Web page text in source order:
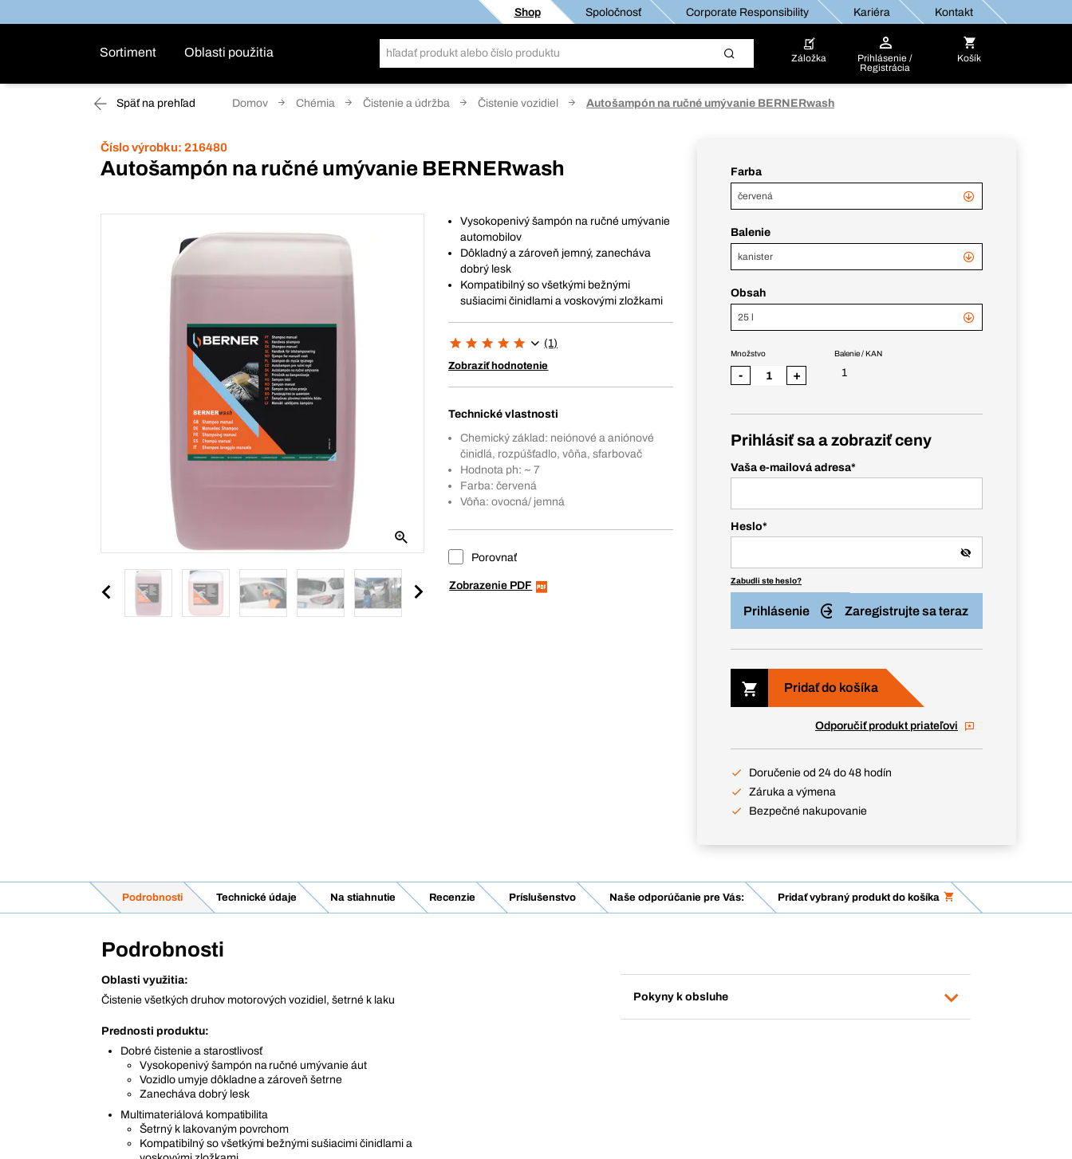
Shop Spoločnosť Corporate Responsibility Kariéra Kontakt
Sortiment Oblasti použitia Záložka
Prihlásenie /
Registrácia
Košík
Späť na prehľad Domov Chémia Čistenie a údržba Čistenie vozidiel Autošampón na ručné umývanie BERNERwash
Číslo výrobku: 216480
Autošampón na ručné umývanie BERNERwash
Vysokopenivý šampón na ručné umývanie
automobilov
Dôkladný a zároveň jemný, zanecháva
dobrý lesk
Kompatibilný so všetkými bežnými
sušiacimi činidlami a voskovými zložkami
(1)
Zobraziť hodnotenie
Technické vlastnosti
Chemický základ: neiónové a aniónové
činidlá, rozpúšťadlo, vôňa, sfarbovač
Hodnota ph: ~ 7
Farba: červená
Vôňa: ovocná/ jemná
Porovnať
Zobrazenie PDF
Farba
červená
Balenie
kanister
Obsah
25 l
Balenie / KAN
1
Množstvo
- +
Prihlásiť sa a zobraziť ceny
Vaša e-mailová adresa*
Heslo*
Zabudli ste heslo?
Prihlásenie Zaregistrujte sa teraz
Pridať do košíka
Odporučiť produkt priateľovi
Doručenie od 24 do 48 hodín
Záruka a výmena
Bezpečné nakupovanie
Podrobnosti Technické údaje Na stiahnutie Recenzie Príslušenstvo Naše odporúčanie pre Vás: Pridať vybraný produkt do košíka
Podrobnosti
Oblasti využitia:
Čistenie všetkých druhov motorových vozidiel, šetrné k laku
Prednosti produktu:
Dobré čistenie a starostlivosť
Vysokopenivý šampón na ručné umývanie áut
Vozidlo umyje dôkladne a zároveň šetrne
Zanecháva dobrý lesk
Multimateriálová kompatibilita
Šetrný k lakovaným povrchom
Kompatibilný so všetkými bežnými sušiacimi činidlami a
Pokyny k obsluhe